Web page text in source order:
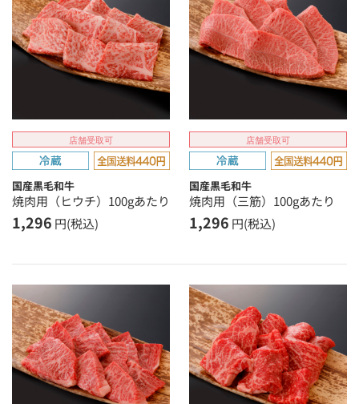
店舗受取可
国産黒毛和牛
焼肉用（ヒウチ）100gあたり
1,296 円(税込)
店舗受取可
国産黒毛和牛
焼肉用（三筋）100gあたり
1,296 円(税込)